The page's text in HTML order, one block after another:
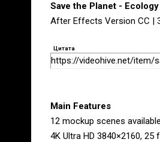
Save the Planet -
After Effects Version CC |
Цитата
https://videohive.net/item/
Main Features
12 mockup scenes available
4K Ultra HD 3840×2160, 25